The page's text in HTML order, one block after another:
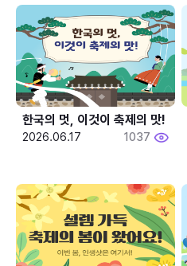
한국의 멋, 이것이 축제의 맛!
2026.06.17 1037